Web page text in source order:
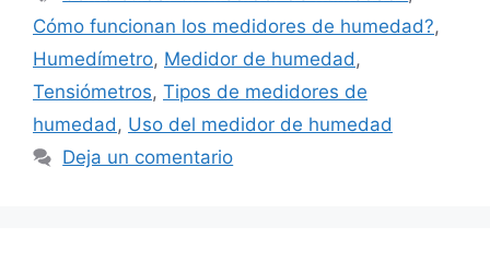
Cómo funcionan los medidores de humedad?,
Humedímetro, Medidor de humedad,
Tensiómetros, Tipos de medidores de
humedad, Uso del medidor de humedad
Deja un comentario